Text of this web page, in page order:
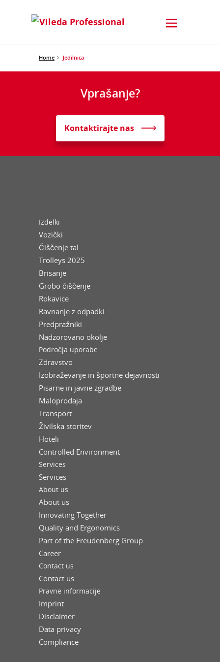
Home Jedilnica
Vprašanje?
Kontaktirajte nas
Izdelki
Vozički
Čiščenje tal
Trolleys 2025
Brisanje
Grobo čiščenje
Rokavice
Ravnanje z odpadki
Predpražniki
Nadzorovano okolje
Področja uporabe
Zdravstvo
Izobraževanje in športne dejavnosti
Pisarne in javne zgradbe
Maloprodaja
Transport
Živilska storitev
Hoteli
Controlled Environment
Services
Services
About us
About us
Innovating Together
Quality and Ergonomics
Part of the Freudenberg Group
Career
Contact us
Contact us
Pravne informacije
Imprint
Disclaimer
Data privacy
Compliance